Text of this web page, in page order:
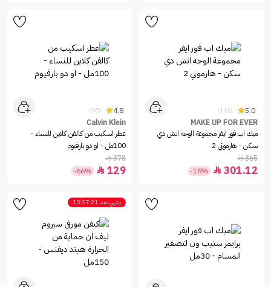
5.0
(116)
MAKE UP FOR EVER
ميك اب فور ايفر مجموعة الوجه اتش دي
سكن - هارموني 2
365

301.12

-18%
4.8
(90)
Calvin Klein
عطر اسكيب من كالفن كلاين للنساء -
100مل - او دو بارفيوم
378

129

-66%
ينتهي بعد 10:57:21